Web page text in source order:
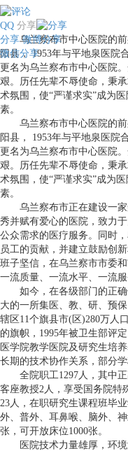
分享
QQ
分享 微博分享
微信分享
乌兰察布市中心医院的前
阳县， 1953年与平地泉医院
更名为乌兰察布市中心医院
艰。历任先辈不辱使命，秉
术氛围，使“严谨求实”成为
素。
乌兰察布市中心医院的前
阳县， 1953年与平地泉医院
更名为乌兰察布市中心医院
艰。历任先辈不辱使命，秉
术氛围，使“严谨求实”成为
素。
乌兰察布市正在建设一家
秀并赋有爱心的医院，致力
公众需求的医疗服务。同时
员工的贡献，并建立鼓励创
班子坚信，在乌兰察市市委
一流质量、一流水平、一流
如今，在各级部门的正确
大的一所集医、教、研、预
辖区11个旗县市(区)280万人
的旗帜，1995年被卫生部评
医学院教学医院及研究生培
长期的技术协作关系，部分
全院职工1297人，其中正
客座教授2人，享受国务院特
23人，在职研究生课程班毕
外、普外、耳鼻喉、脑外、
张，可开放床位1000张。
医院技术力量雄厚，环境